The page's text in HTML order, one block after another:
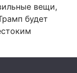
вещи,
будет